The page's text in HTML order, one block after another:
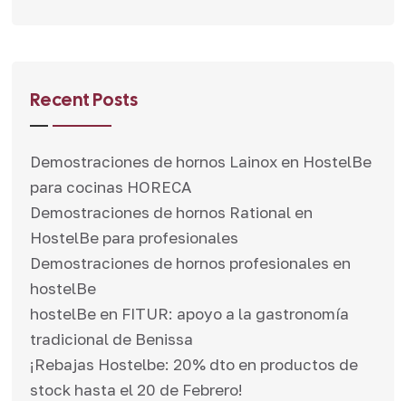
Recent Posts
Demostraciones de hornos Lainox en HostelBe
para cocinas HORECA
Demostraciones de hornos Rational en
HostelBe para profesionales
Demostraciones de hornos profesionales en
hostelBe
hostelBe en FITUR: apoyo a la gastronomía
tradicional de Benissa
¡Rebajas Hostelbe: 20% dto en productos de
stock hasta el 20 de Febrero!